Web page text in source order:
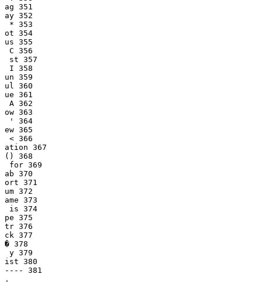
ag 351
ay 352
* 353
ot 354
us 355
C 356
st 357
I 358
un 359
ul 360
ue 361
A 362
ow 363
' 364
ew 365
< 366
ation 367
() 368
for 369
ab 370
ort 371
um 372
ame 373
is 374
pe 375
tr 376
ck 377
� 378
y 379
ist 380
---- 381
.